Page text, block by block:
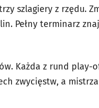
szlagiery z rzędu.
Pełny terminarz
Każda z rund
zwycięstw, a